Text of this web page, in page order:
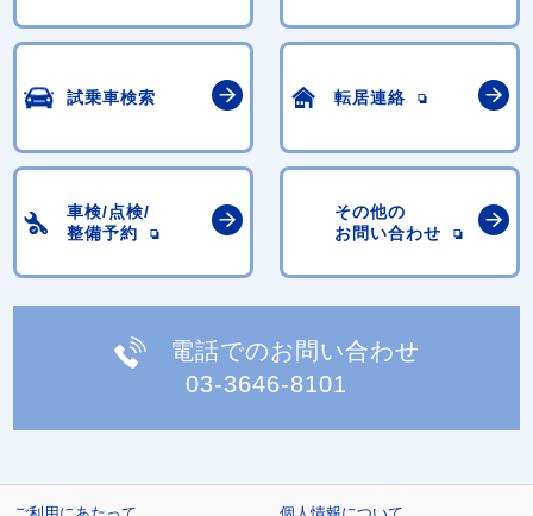
試乗車検索 転居連絡
車検/点検/
整備予約
その他の
お問い合わせ
電話でのお問い合わせ
03-3646-8101